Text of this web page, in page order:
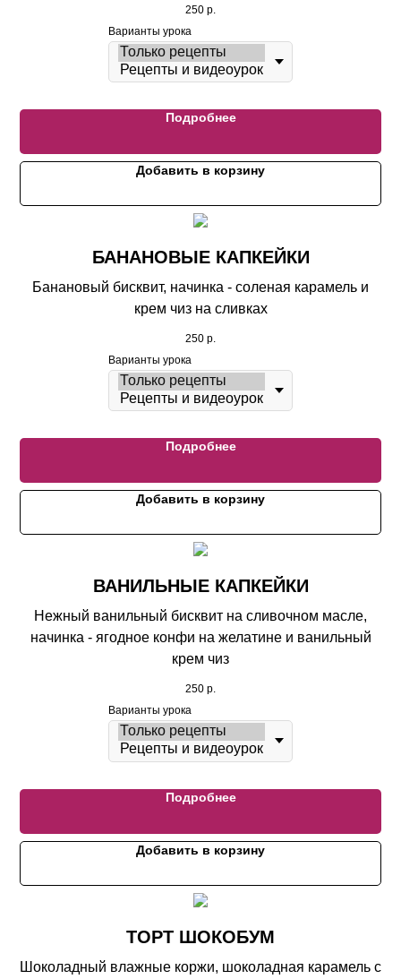
250 р.
Варианты урока
Подробнее
Добавить в корзину
БАНАНОВЫЕ КАПКЕЙКИ
Банановый бисквит, начинка - соленая карамель и
крем чиз на сливках
250 р.
Варианты урока
Подробнее
Добавить в корзину
ВАНИЛЬНЫЕ КАПКЕЙКИ
Нежный ванильный бисквит на сливочном масле,
начинка - ягодное конфи на желатине и ванильный
крем чиз
250 р.
Варианты урока
Подробнее
Добавить в корзину
ТОРТ ШОКОБУМ
Шоколадный влажные коржи, шоколадная карамель с